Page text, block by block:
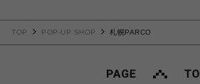
TOP POP-UP SHOP 札幌PARCO